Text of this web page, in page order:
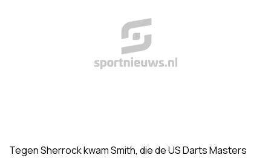
Tegen Sherrock kwam Smith, die de US Darts Masters